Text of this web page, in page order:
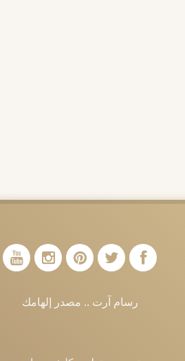
رسام آرت .. مصدر إلهامك